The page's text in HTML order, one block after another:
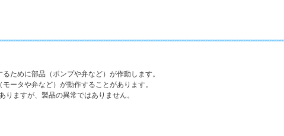
ために部品（ポンプや弁など）が作動します。
ータや弁など）が動作することがあります。
ますが、製品の異常ではありません。